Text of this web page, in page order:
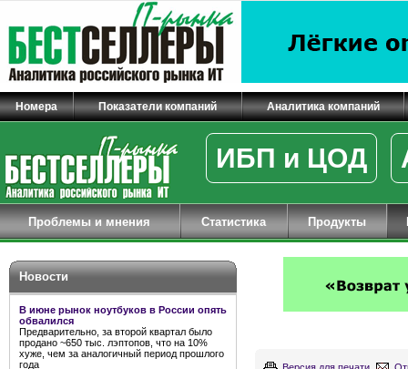
Номера Показатели компаний Аналитика компаний
ИБП и ЦОД
Проблемы и мнения Статистика Продукты
Новости
В июне рынок ноутбуков в России опять
обвалился
Предварительно, за второй квартал было
продано ~650 тыс. лэптопов, что на 10%
хуже, чем за аналогичный период прошлого
года